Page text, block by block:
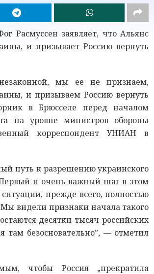
Расмуссен заявляет, что Альянс
и призывает Россию вернуть
мы ее не признаем,
и призываем Россию вернуть
в Брюсселе перед началом
на уровне министров обороны
корреспондент УНИАН в
путь к разрешению украинского
и очень важный шаг в этом
прежде всего, полностью
видели признаки начала такого
десятки тысяч российских
там безосновательно”, — отметил
чтобы Россия „прекратила